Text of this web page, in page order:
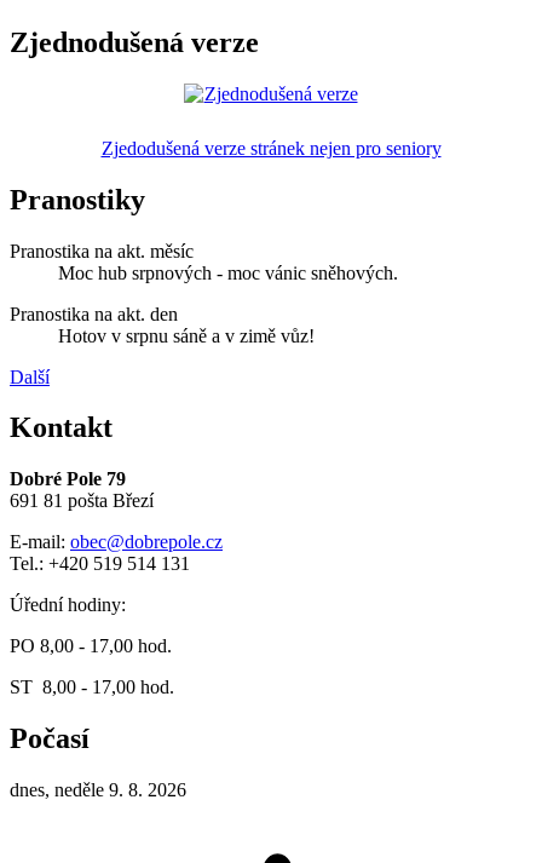
Zjednodušená verze
Zjedodušená verze stránek nejen pro seniory
Pranostiky
Pranostika na akt. měsíc
Moc hub srpnových - moc vánic sněhových.
Pranostika na akt. den
Hotov v srpnu sáně a v zimě vůz!
Další
Kontakt
Dobré Pole 79
691 81 pošta Březí
E-mail: obec@dobrepole.cz
Tel.: +420 519 514 131
Úřední hodiny:
PO 8,00 - 17,00 hod.
ST 8,00 - 17,00 hod.
Počasí
dnes, neděle 9. 8. 2026